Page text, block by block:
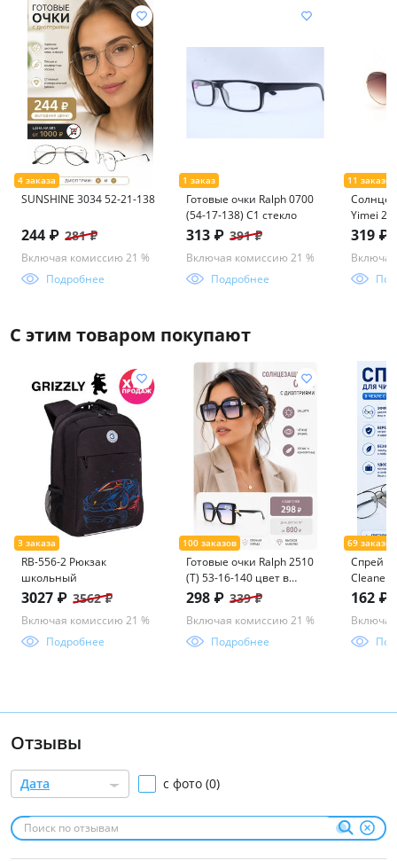
SUNSHINE 3034 52-21-138
244 ₽ 281 ₽
Включая комиссию 21 %
Подробнее
Готовые очки Ralph 0700
(54-17-138) C1 стекло
313 ₽ 391 ₽
Включая комиссию 21 %
Подробнее
Yimei
319 ₽
С этим товаром покупают
RB-556-2 Рюкзак
школьный
3027 ₽ 3562 ₽
Включая комиссию 21 %
Подробнее
Готовые очки Ralph 2510
(Т) 53-16-140 цвет в
ассорименте
298 ₽ 339 ₽
Включая комиссию 21 %
Подробнее
Спрей
Cleaner
162 ₽
Отзывы
Дата с фото (0)